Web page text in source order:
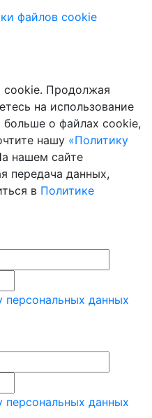
файлов cookie
cookie. Продолжая
на использование
о файлах cookie,
нашу «Политику
нашем сайте
передача данных,
в Политике
персональных данных
персональных данных